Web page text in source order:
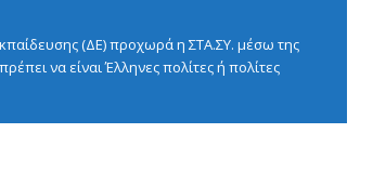
(ΔΕ) προχωρά η ΣΤΑ.ΣΥ. μέσω της
να είναι Έλληνες πολίτες ή πολίτες